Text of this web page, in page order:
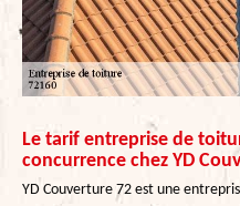
Le tarif entreprise de
concurrence chez YD
YD Couverture 72 est une